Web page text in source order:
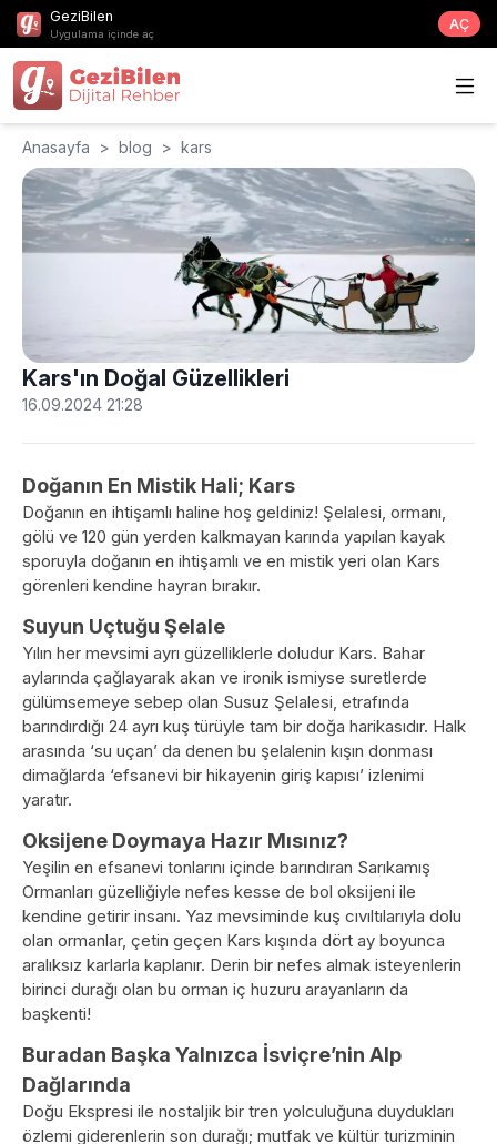
GeziBilen
Uygulama içinde aç
AÇ
Anasayfa > blog > kars
Kars'ın Doğal Güzellikleri
16.09.2024 21:28
Doğanın En Mistik Hali; Kars
Doğanın en ihtişamlı haline hoş geldiniz! Şelalesi, ormanı,
gölü ve 120 gün yerden kalkmayan karında yapılan kayak
sporuyla doğanın en ihtişamlı ve en mistik yeri olan Kars
görenleri kendine hayran bırakır.
Suyun Uçtuğu Şelale
Yılın her mevsimi ayrı güzelliklerle doludur Kars. Bahar
aylarında çağlayarak akan ve ironik ismiyse suretlerde
gülümsemeye sebep olan Susuz Şelalesi, etrafında
barındırdığı 24 ayrı kuş türüyle tam bir doğa harikasıdır. Halk
arasında ‘su uçan’ da denen bu şelalenin kışın donması
dimağlarda ‘efsanevi bir hikayenin giriş kapısı’ izlenimi
yaratır.
Oksijene Doymaya Hazır Mısınız?
Yeşilin en efsanevi tonlarını içinde barındıran Sarıkamış
Ormanları güzelliğiyle nefes kesse de bol oksijeni ile
kendine getirir insanı. Yaz mevsiminde kuş cıvıltılarıyla dolu
olan ormanlar, çetin geçen Kars kışında dört ay boyunca
aralıksız karlarla kaplanır. Derin bir nefes almak isteyenlerin
birinci durağı olan bu orman iç huzuru arayanların da
başkenti!
Buradan Başka Yalnızca İsviçre’nin Alp
Dağlarında
Doğu Ekspresi ile nostaljik bir tren yolculuğuna duydukları
özlemi giderenlerin son durağı; mutfak ve kültür turizminin